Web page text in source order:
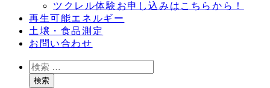
ツクレル体験お申し込みはこちらから！
再生可能エネルギー
土壌・食品測定
お問い合わせ
検
索検索